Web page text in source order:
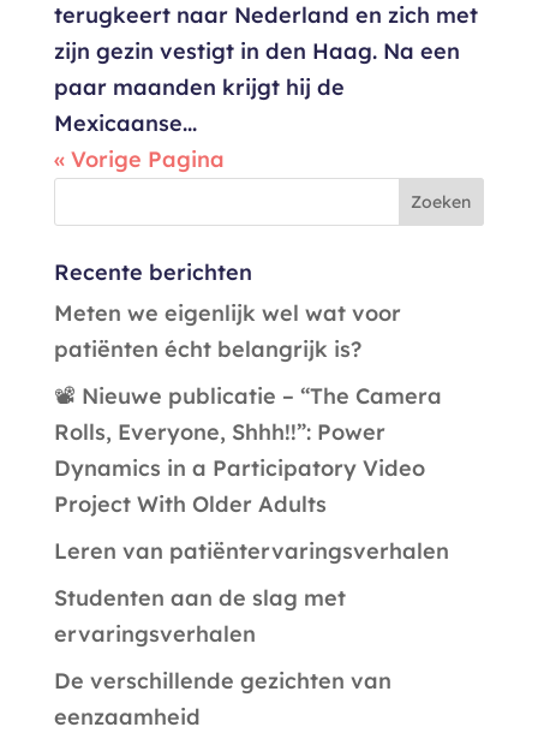
terugkeert naar Nederland en zich met
zijn gezin vestigt in den Haag. Na een
paar maanden krijgt hij de
Mexicaanse...
« Vorige Pagina
Recente berichten
Meten we eigenlijk wel wat voor
patiënten écht belangrijk is?
📽️ Nieuwe publicatie – “The Camera
Rolls, Everyone, Shhh!!”: Power
Dynamics in a Participatory Video
Project With Older Adults
Leren van patiëntervaringsverhalen
Studenten aan de slag met
ervaringsverhalen
De verschillende gezichten van
eenzaamheid